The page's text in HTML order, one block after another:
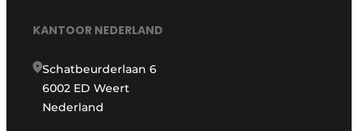
KANTOOR NEDERLAND
Schatbeurderlaan 6
6002 ED Weert
Nederland